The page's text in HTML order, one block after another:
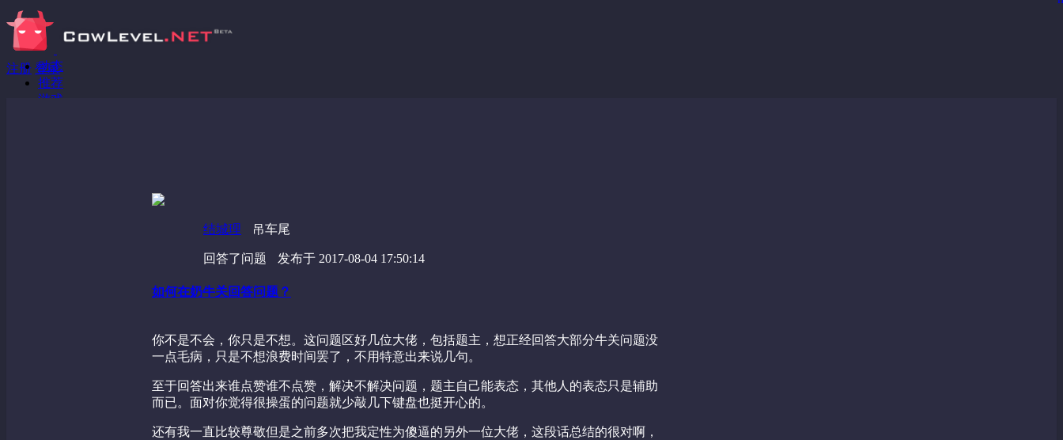
注册 登录
动态
推荐
游戏
结城理 吊车尾
回答了问题 发布于 2017-08-04 17:50:14
如何在奶牛关回答问题？
你不是不会，你只是不想。这问题区好几位大佬，包括题主，想正经回答大部分牛关问题没
一点毛病，只是不想浪费时间罢了，不用特意出来说几句。
至于回答出来谁点赞谁不点赞，解决不解决问题，题主自己能表态，其他人的表态只是辅助
而已。面对你觉得很操蛋的问题就少敲几下键盘也挺开心的。
还有我一直比较尊敬但是之前多次把我定性为傻逼的另外一位大佬，这段话总结的很对啊，